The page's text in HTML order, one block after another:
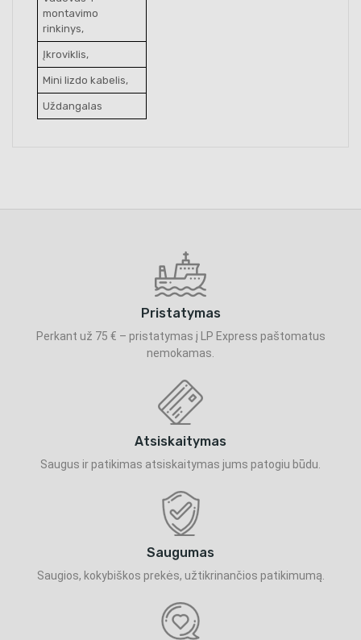
montavimo
rinkinys,
Įkroviklis,
Mini lizdo kabelis,
Uždangalas
Pristatymas
Perkant už 75 € – pristatymas į LP Express paštomatus
nemokamas.
Atsiskaitymas
Saugus ir patikimas atsiskaitymas jums patogiu būdu.
Saugumas
Saugios, kokybiškos prekės, užtikrinančios patikimumą.